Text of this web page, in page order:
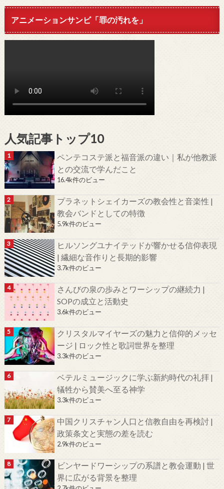
アニメーションサンビ「罪の汚れを」
人気記事トップ10
ペンテコステ派と福音派の違い｜私が他教派
との交流で学んだこと
16.4k件のビュー
プラネットシェイカーズの教会性と音楽性 |
教会バンドとしての特徴
5.9k件のビュー
ヒルソングユナイテッドが響かせる信仰表現
| 繊細な音作りと長期的影響
3.7k件のビュー
さんびの泉の歩みとワーシップの継続力 |
SOPの成立と活動史
3.6k件のビュー
クリスタルマイヤーズの魅力と信仰的メッセ
ージ | ロック性と歌詞世界を整理
3.3k件のビュー
ベテルミュージックに学ぶ新約時代の礼拝 |
犠牲から賛美へ至る神学
3.3k件のビュー
中国クリスチャン人口と信教自由を再検討 |
政策条文と実態の差を読む
2.9k件のビュー
ビンヤードワーシップの系譜と教会運動 | 世
界に広がる背景を整理